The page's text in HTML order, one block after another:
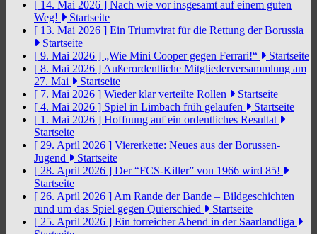
[ 14. Mai 2026 ] Nach wie vor insgesamt auf einem guten
Weg!
Startseite
[ 13. Mai 2026 ] Ein Triumvirat für die Rettung der Borussia
Startseite
[ 9. Mai 2026 ] „Wie Mini Cooper gegen Ferrari!“
Startseite
[ 8. Mai 2026 ] Außerordentliche Mitgliederversammlung am
27. Mai
Startseite
[ 7. Mai 2026 ] Wieder klar verteilte Rollen
Startseite
[ 4. Mai 2026 ] Spiel in Limbach früh gelaufen
Startseite
[ 1. Mai 2026 ] Hoffnung auf ein ordentliches Resultat
Startseite
[ 29. April 2026 ] Viererkette: Neues aus der Borussen-
Jugend
Startseite
[ 28. April 2026 ] Der “FCS-Killer” von 1966 wird 85!
Startseite
[ 26. April 2026 ] Am Rande der Bande – Bildgeschichten
rund um das Spiel gegen Quierschied
Startseite
[ 25. April 2026 ] Ein torreicher Abend in der Saarlandliga